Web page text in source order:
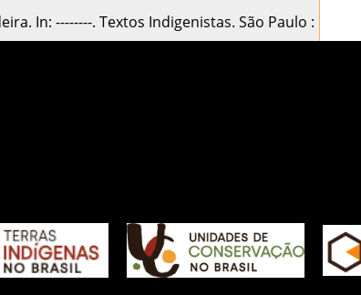
In: --------. Textos Indigenistas. São Paulo :